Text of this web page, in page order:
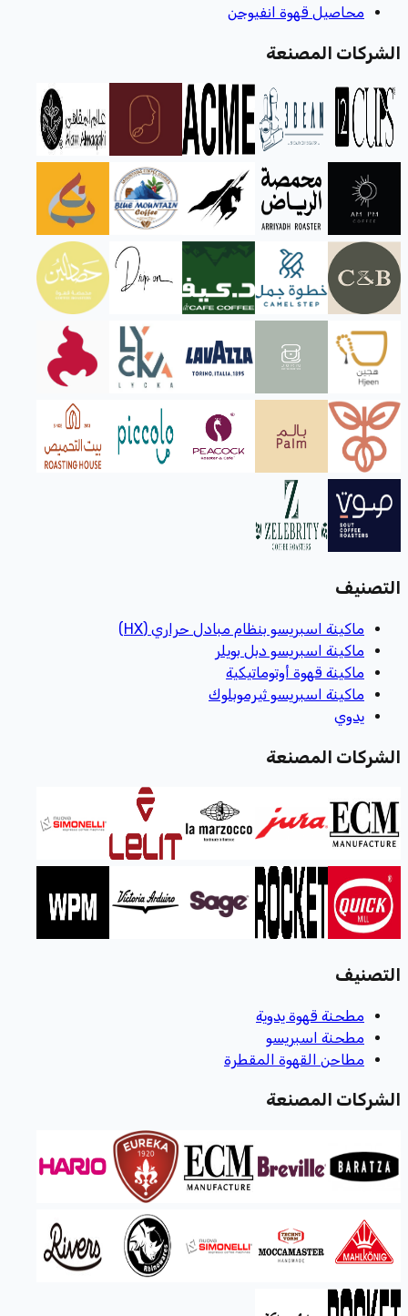
محاصيل قهوة انفيوجن
الشركات المصنعة
التصنيف
ماكينة اسبريسو بنظام مبادل حراري (HX)
ماكينة اسبريسو دبل بويلر
ماكينة قهوة أوتوماتيكية
ماكينة اسبريسو ثيرموبلوك
يدوي
الشركات المصنعة
التصنيف
مطحنة قهوة يدوية
مطحنة اسبريسو
مطاحن القهوة المقطرة
الشركات المصنعة